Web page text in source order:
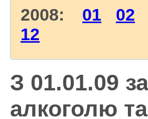
2008: 01 02
12
З 01.01.09
алкоголю